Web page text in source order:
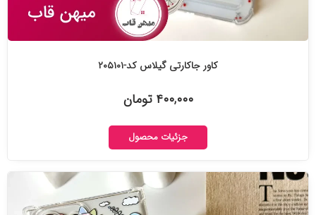
کاور جاکارتی گیلاس کد-۲۰۵۱۰۱
۴۰۰,۰۰۰ تومان
جزئیات محصول